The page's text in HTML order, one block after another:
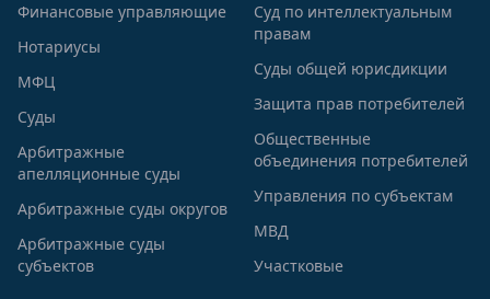
Финансовые управляющие
Нотариусы
МФЦ
Суды
Арбитражные
апелляционные суды
Арбитражные суды округов
Арбитражные суды
субъектов
Суд по интеллектуальным
правам
Суды общей юрисдикции
Защита прав потребителей
Общественные
объединения потребителей
Управления по субъектам
МВД
Участковые